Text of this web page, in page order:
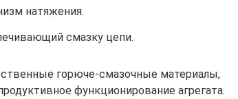
натяжения.
смазку цепи.
горюче-смазочные материалы,
функционирование агрегата.